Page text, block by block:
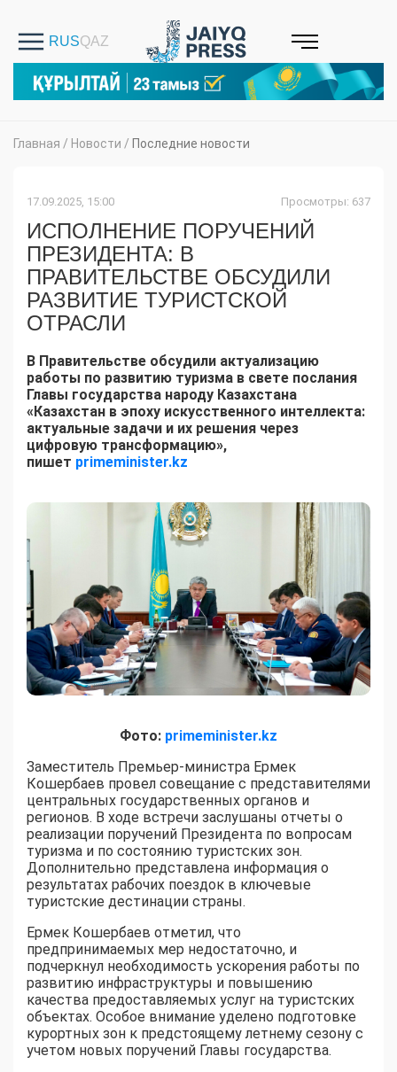
Главная / Новости / Последние новости
17.09.2025, 15:00 Просмотры: 637
ИСПОЛНЕНИЕ ПОРУЧЕНИЙ
ПРЕЗИДЕНТА: В
ПРАВИТЕЛЬСТВЕ ОБСУДИЛИ
РАЗВИТИЕ ТУРИСТСКОЙ
ОТРАСЛИ
В Правительстве обсудили актуализацию
работы по развитию туризма в свете послания
Главы государства народу Казахстана
«Казахстан в эпоху искусственного интеллекта:
актуальные задачи и их решения через
цифровую трансформацию»,
пишет primeminister.kz
Фото: primeminister.kz
Заместитель Премьер-министра Ермек
Кошербаев провел совещание с представителями
центральных государственных органов и
регионов. В ходе встречи заслушаны отчеты о
реализации поручений Президента по вопросам
туризма и по состоянию туристских зон.
Дополнительно представлена информация о
результатах рабочих поездок в ключевые
туристские дестинации страны.
Ермек Кошербаев отметил, что
предпринимаемых мер недостаточно, и
подчеркнул необходимость ускорения работы по
развитию инфраструктуры и повышению
качества предоставляемых услуг на туристских
объектах. Особое внимание уделено подготовке
курортных зон к предстоящему летнему сезону с
учетом новых поручений Главы государства.